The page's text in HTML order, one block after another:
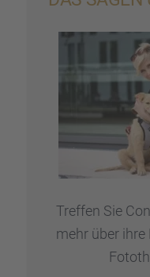
Treffen Sie
mehr über ihre